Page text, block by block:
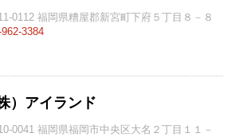
0112 福岡県糟屋郡新宮町下府５丁目８－８
3384
株）アイランド
0041 福岡県福岡市中央区大名２丁目１１－